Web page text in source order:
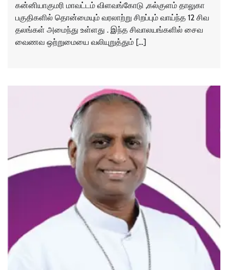
கன்னியாகுமரி மாவட்டம் விளவங்கோடு ,கல்குளம் தாலுகா
பகுதிகளில் தொன்மையும் வரலாற்று சிறப்பும் வாய்ந்த 12 சிவ
தலங்கள் அமைந்து உள்ளது . இந்த சிவாலயங்களில் சைவ
வைணவ ஒற்றுமையை வலியுறுத்தும் […]